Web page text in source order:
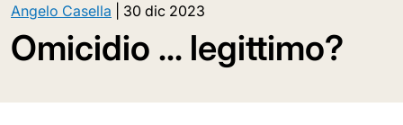
Angelo Casella 30 dic 2023
Omicidio ... legittimo?